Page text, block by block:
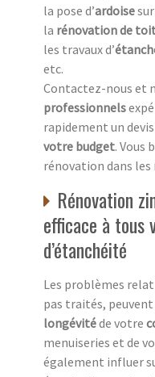
la pose d’ardoise
la rénovation de
les travaux d’
etc.
Contactez-nous et
professionnels
rapidement un
votre budget. Vous
rénovation dans les
Rénovation
efficace à tous
d’étanchéité
Les problèmes
pas traités, peuvent
longévitéde votre
menuiseries et de
également influer